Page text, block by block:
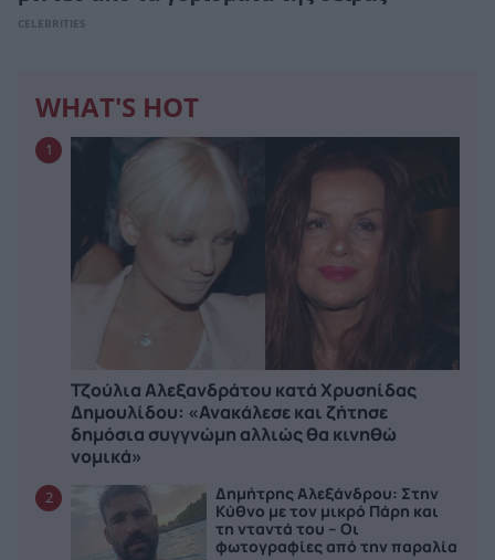
CELEBRITIES
WHAT'S HOT
1
Τζούλια Αλεξανδράτου κατά Χρυσηίδας
Δημουλίδου: «Ανακάλεσε και ζήτησε
δημόσια συγγνώμη αλλιώς θα κινηθώ
νομικά»
2
Δημήτρης Αλεξάνδρου: Στην
Κύθνο με τον μικρό Πάρη και
τη νταντά του – Οι
φωτογραφίες από την παραλία